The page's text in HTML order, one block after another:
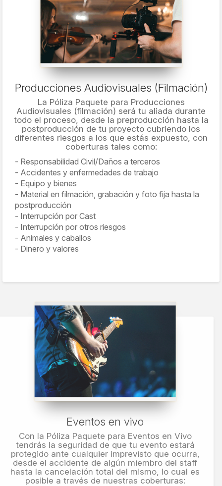
Producciones Audiovisuales (Filmación)
La Póliza Paquete para Producciones
Audiovisuales (filmación) será tu aliada durante
todo el proceso, desde la preproducción hasta la
postproducción de tu proyecto cubriendo los
diferentes riesgos a los que estás expuesto, con
coberturas tales como:
Responsabilidad Civil/Daños a terceros
Accidentes y enfermedades de trabajo
Equipo y bienes
Material en filmación, grabación y foto fija hasta la
postproducción
Interrupción por Cast
Interrupción por otros riesgos
Animales y caballos
Dinero y valores
Eventos en vivo
Con la Póliza Paquete para Eventos en Vivo
tendrás la seguridad de que tu evento estará
protegido ante cualquier imprevisto que ocurra,
desde el accidente de algún miembro del staff
hasta la cancelación total del mismo, lo cual es
posible a través de nuestras coberturas: